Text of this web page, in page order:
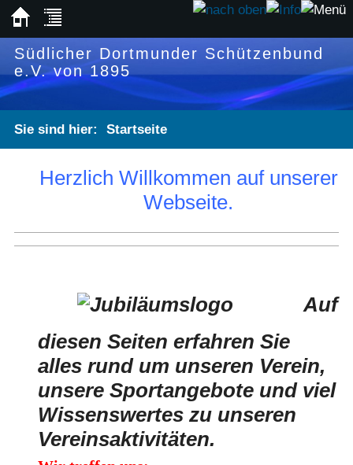
Südlicher Dortmunder Schützenbund
e.V. von 1895
Sie sind hier: Startseite
Herzlich Willkommen auf unserer
Webseite.
Auf
diesen Seiten erfahren Sie
alles rund um unseren Verein,
unsere Sportangebote und viel
Wissenswertes zu unseren
Vereinsaktivitäten.